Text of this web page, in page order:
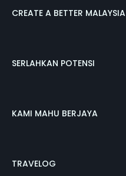
CREATE A BETTER MALAYSIA
SERLAHKAN POTENSI
KAMI MAHU BERJAYA
TRAVELOG